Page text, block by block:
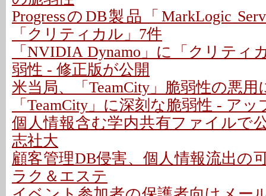
ProgressのDB製品「MarkLogic
「クリティカル」7件
「NVIDIA Dynamo」に「クリティ
弱性 - 修正版が公開
米当局、「TeamCity」脆弱性の悪用
「TeamCity」に深刻な脆弱性 - ア
個人情報含む学内共有ファイルで
志社大
顧客管理DB侵害、個人情報流出の
ラク＆エステ